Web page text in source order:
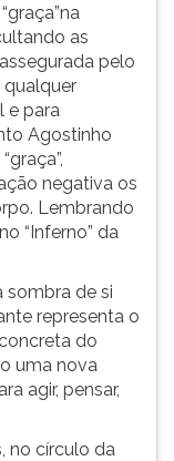
as
pelo
e para
Agostinho
negativa os
Lembrando
“Inferno” da
de si
representa o
do
uma nova
agir, pensar,
no círculo da